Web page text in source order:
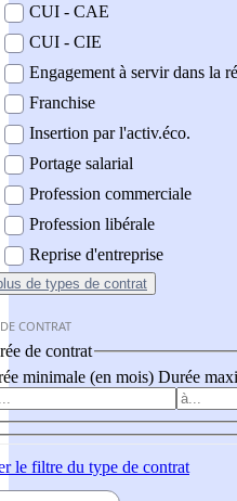
CUI - CAE
CUI - CIE
Engagement à servir dans la
Franchise
Insertion par l'activ.éco.
Portage salarial
Profession commerciale
Profession libérale
Reprise d'entreprise
de types de contrat
CONTRAT
de contrat
minimale (en mois) Durée
le filtre du type de contrat